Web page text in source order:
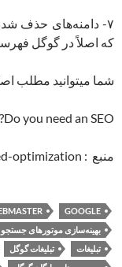
۷- دامنه‌های حذف
که اصلاً در گوگل
شما میتوانید مطلب
Do you need an SEO?
منبع : http://blogad.ir/does-your-website-need-optimization/
GOOGLE
بهینه‌سازی موتورهای جستجو
تبلیغات
تبلیغات گوگل